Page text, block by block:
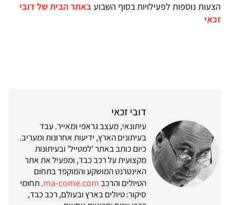
הצעות נוספות לפעילויות בסוף השבועבאתר הבית של דובי
זכאי
דובי זכאי
עיתונאי, מעצב גראפי ומאייר. עבד
בעיתונים הארץ, ידיעות אחרונות ומעריב.
כיום כותב באתר 'למטייל' ובעיתונות
מקצועית על רכב כבד, ומפעיל את אתר
האינטרנט המושקע והמוקפד בתחום
הטיולים והרכבma-come.com. תחומי
סיקור: טיולים בארץ ובעולם, רכב כבד,